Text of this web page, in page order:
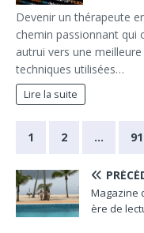
Devenir un thérapeute
chemin passionnant qui
autrui vers une
techniques utilisées…
Lire la suite
1 2 … 91
Magazine
ère de